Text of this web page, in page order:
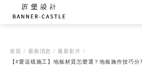
首頁 最新消息
最新影片
【#愛這樣施工】地板材質怎麼選？地板施作技巧